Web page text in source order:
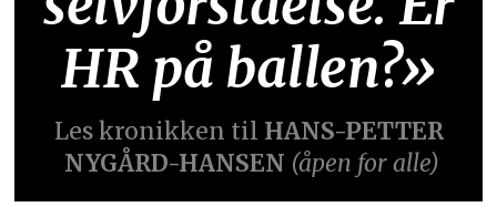
HR på ballen?»
Les kronikken til HANS-PETTER
NYGÅRD-HANSEN (åpen for alle)